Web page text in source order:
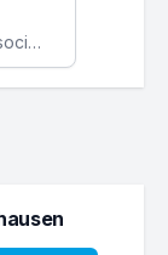
Améliorez l'efficacité de votre société avec une application web personnalisée accessible partout et tout le temps.